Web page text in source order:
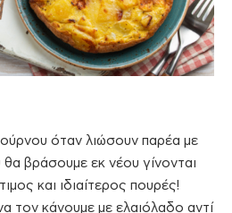
όταν λιώσουν παρέα με
βράσουμε εκ νέου γίνονται
και ιδιαίτερος πουρές!
τον κάνουμε με ελαιόλαδο αντί